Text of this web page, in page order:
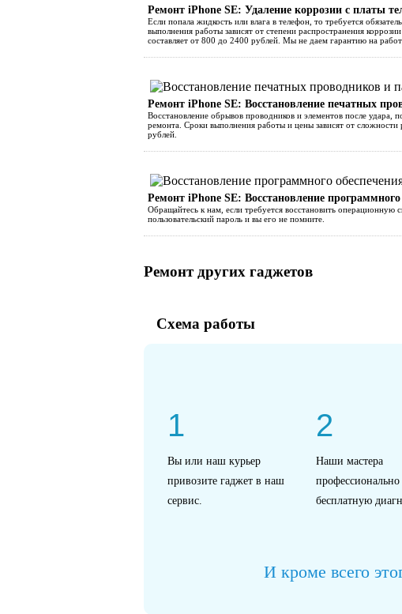
Ремонт iPhone SE: Удаление коррозии с платы
Если попала жидкость или влага в телефон, то требуется
выполнения работы зависят от степени распространения
составляет от 800 до 2400 рублей. Мы не даем гарантию на
Ремонт iPhone SE: Восстановление печатных
Восстановление обрывов проводников и элементов после удара,
ремонта. Сроки выполнения работы и цены зависят от
рублей.
Ремонт iPhone SE: Восстановление программного
Обращайтесь к нам, если требуется восстановить операционную
пользовательский пароль и вы его не помните.
Ремонт других гаджетов
Схема работы
1
Вы или наш курьер
привозите гаджет в наш
сервис.
2
Наши мастера
профессионально
бесплатную
И кроме всего